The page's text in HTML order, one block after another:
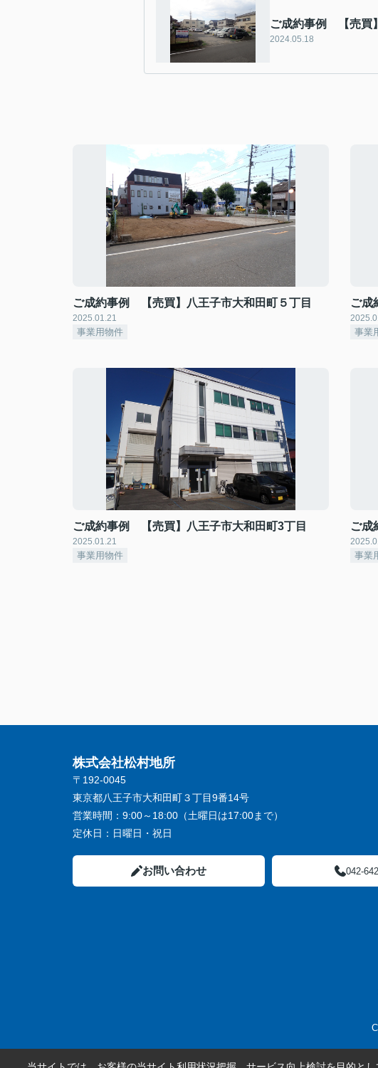
ご成約事例 【売買
2024.05.18
ご成約事例 【売買】八王子市大和田町５丁目
2025.01.21
事業用物件
ご成
事業
ご成約事例 【売買】八王子市大和田町3丁目
2025.01.21
事業用物件
ご成
事業
株式会社松村地所
〒192-0045
東京都八王子市大和田町３丁目9番14号
営業時間： 9:00～18:00（土曜日は17:00まで）
定休日： 日曜日・祝日
お問い合わせ 042-